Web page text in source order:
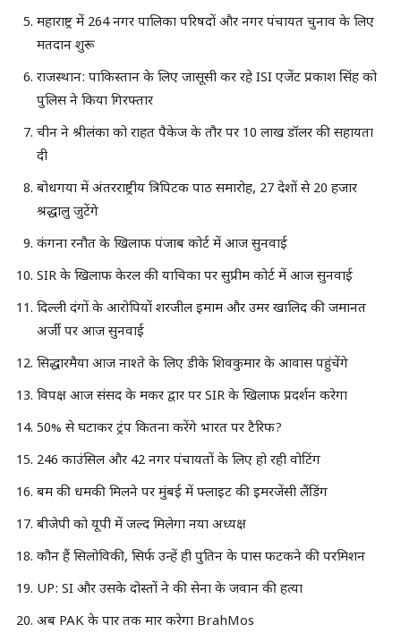
महाराष्ट्र में 264 नगर पालिका परिषदों और नगर पंचायत चुनाव के लिए
मतदान शुरू
राजस्थान: पाकिस्तान के लिए जासूसी कर रहे ISI एजेंट प्रकाश सिंह को
पुलिस ने किया गिरफ्तार
चीन ने श्रीलंका को राहत पैकेज के तौर पर 10 लाख डॉलर की सहायता
दी
बोधगया में अंतरराष्ट्रीय त्रिपिटक पाठ समारोह, 27 देशों से 20 हजार
श्रद्धालु जुटेंगे
कंगना रनौत के खिलाफ पंजाब कोर्ट में आज सुनवाई
SIR के खिलाफ केरल की याचिका पर सुप्रीम कोर्ट में आज सुनवाई
दिल्ली दंगों के आरोपियों शरजील इमाम और उमर खालिद की जमानत
अर्जी पर आज सुनवाई
सिद्धारमैया आज नाश्ते के लिए डीके शिवकुमार के आवास पहुंचेंगे
विपक्ष आज संसद के मकर द्वार पर SIR के खिलाफ प्रदर्शन करेगा
50% से घटाकर ट्रंप कितना करेंगे भारत पर टैरिफ?
246 काउंसिल और 42 नगर पंचायतों के लिए हो रही वोटिंग
बम की धमकी मिलने पर मुंबई में फ्लाइट की इमरजेंसी लैंडिंग
बीजेपी को यूपी में जल्द मिलेगा नया अध्यक्ष
कौन हैं सिलोविकी, सिर्फ उन्हें ही पुतिन के पास फटकने की परमिशन
UP: SI और उसके दोस्तों ने की सेना के जवान की हत्या
अब PAK के पार तक मार करेगा BrahMos